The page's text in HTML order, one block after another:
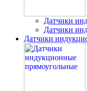
Датчики
Датчики
Датчики